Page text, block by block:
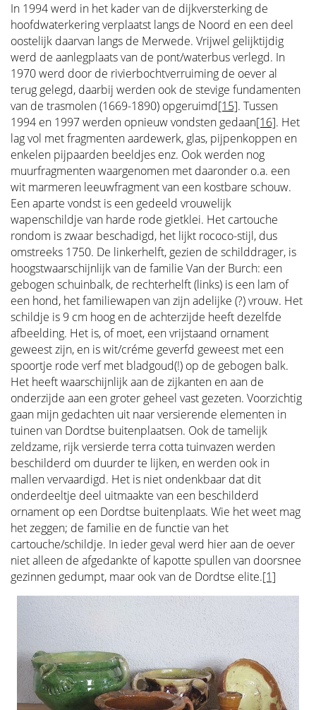
In 1994 werd in het kader van de dijkversterking de
hoofdwaterkering verplaatst langs de Noord en een deel
oostelijk daarvan langs de Merwede. Vrijwel gelijktijdig
werd de aanlegplaats van de pont/waterbus verlegd. In
1970 werd door de rivierbochtverruiming de oever al
terug gelegd, daarbij werden ook de stevige fundamenten
van de trasmolen (1669-1890) opgeruimd[15]. Tussen
1994 en 1997 werden opnieuw vondsten gedaan[16]. Het
lag vol met fragmenten aardewerk, glas, pijpenkoppen en
enkelen pijpaarden beeldjes enz. Ook werden nog
muurfragmenten waargenomen met daaronder o.a. een
wit marmeren leeuwfragment van een kostbare schouw.
Een aparte vondst is een gedeeld vrouwelijk
wapenschildje van harde rode gietklei. Het cartouche
rondom is zwaar beschadigd, het lijkt rococo-stijl, dus
omstreeks 1750. De linkerhelft, gezien de schilddrager, is
hoogstwaarschijnlijk van de familie Van der Burch: een
gebogen schuinbalk, de rechterhelft (links) is een lam of
een hond, het familiewapen van zijn adelijke (?) vrouw. Het
schildje is 9 cm hoog en de achterzijde heeft dezelfde
afbeelding. Het is, of moet, een vrijstaand ornament
geweest zijn, en is wit/créme geverfd geweest met een
spoortje rode verf met bladgoud(!) op de gebogen balk.
Het heeft waarschijnlijk aan de zijkanten en aan de
onderzijde aan een groter geheel vast gezeten. Voorzichtig
gaan mijn gedachten uit naar versierende elementen in
tuinen van Dordtse buitenplaatsen. Ook de tamelijk
zeldzame, rijk versierde terra cotta tuinvazen werden
beschilderd om duurder te lijken, en werden ook in
mallen vervaardigd. Het is niet ondenkbaar dat dit
onderdeeltje deel uitmaakte van een beschilderd
ornament op een Dordtse buitenplaats. Wie het weet mag
het zeggen; de familie en de functie van het
cartouche/schildje. In ieder geval werd hier aan de oever
niet alleen de afgedankte of kapotte spullen van doorsnee
gezinnen gedumpt, maar ook van de Dordtse elite.[1]